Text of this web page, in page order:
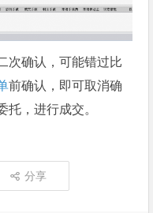
次确认，可能错过比
前确认，即可取消确
托，进行成交。
分享